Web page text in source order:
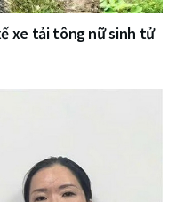
xe tải tông nữ sinh tử